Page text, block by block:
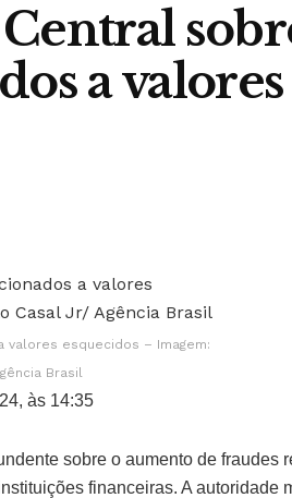
a valores
esquecidos – Imagem:
Brasil
às 14:35
sobre o aumento de fraudes
financeiras. A autoridade